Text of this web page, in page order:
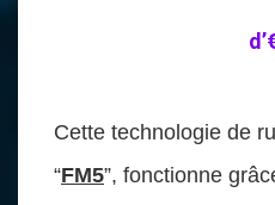
Cette technologie de
“FM5”, fonctionne